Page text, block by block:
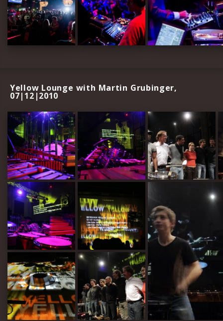
Yellow Lounge with Martin Grubinger,
07|12|2010